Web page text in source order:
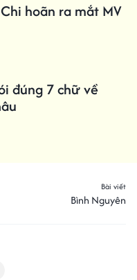
hoãn ra mắt MV
đúng 7 chữ về
Bài viết
Bình Nguyên